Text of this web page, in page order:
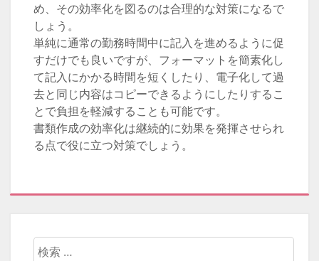
め、その効率化を図るのは合理的な対策になるで
しょう。
単純に通常の勤務時間中に記入を進めるように促
すだけでも良いですが、フォーマットを簡素化し
て記入にかかる時間を短くしたり、電子化して過
去と同じ内容はコピーできるようにしたりするこ
とで負担を軽減することも可能です。
書類作成の効率化は継続的に効果を発揮させられ
る点で役に立つ対策でしょう。
検索開始